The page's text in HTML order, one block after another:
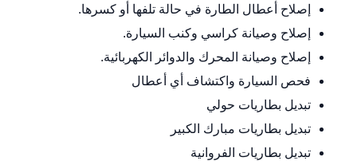
إصلاح أعطال الطارة في حالة تلفها أو كسرها.
إصلاح وصيانة كراسي وكنب السيارة.
إصلاح وصيانة المحرك والدوائر الكهربائية.
فحص السيارة واكتشاف أي أعطال
تبديل بطاريات حولي
تبديل بطاريات مبارك الكبير
تبديل بطاريات الفروانية